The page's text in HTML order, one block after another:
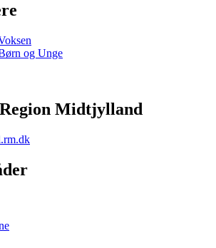
og Unge
Midtjylland